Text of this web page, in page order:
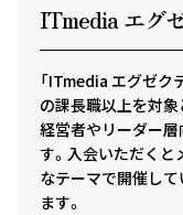
ITmedia エグ
「ITmedia エグゼク
の課長職以上を対象
経営者やリーダー
す。入会いただくと
なテーマで開催し
ます。